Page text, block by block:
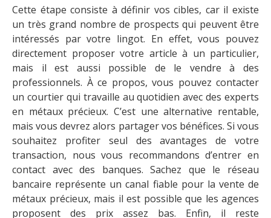
Cette étape consiste à définir vos cibles, car il existe
un très grand nombre de prospects qui peuvent être
intéressés par votre lingot. En effet, vous pouvez
directement proposer votre article à un particulier,
mais il est aussi possible de le vendre à des
professionnels. À ce propos, vous pouvez contacter
un courtier qui travaille au quotidien avec des experts
en métaux précieux. C’est une alternative rentable,
mais vous devrez alors partager vos bénéfices. Si vous
souhaitez profiter seul des avantages de votre
transaction, nous vous recommandons d’entrer en
contact avec des banques. Sachez que le réseau
bancaire représente un canal fiable pour la vente de
métaux précieux, mais il est possible que les agences
proposent des prix assez bas. Enfin, il reste